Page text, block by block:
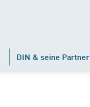
DIN & seine Partner